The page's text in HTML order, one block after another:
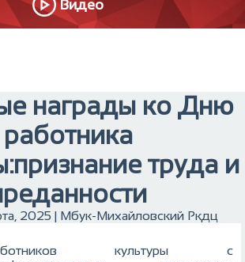
Видео
награды ко Дню
работника
труда и
2025 | Мбук-Михайловский Ркдц
культуры с